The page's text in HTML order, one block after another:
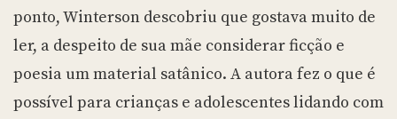
ponto, Winterson descobriu que gostava muito de
ler, a despeito de sua mãe considerar ficção e
poesia um material satânico. A autora fez o que é
possível para crianças e adolescentes lidando com